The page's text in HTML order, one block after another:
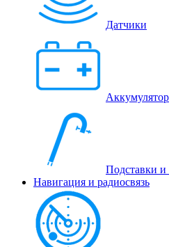
Датчики
Подставки и
Навигация и радиосвязь